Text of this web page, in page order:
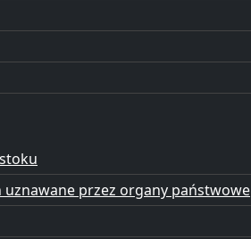
przez organy państwowe